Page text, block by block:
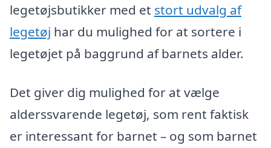
legetøjsbutikker med et stort udvalg af
legetøj har du mulighed for at sortere i
legetøjet på baggrund af barnets alder.
Det giver dig mulighed for at vælge
alderssvarende legetøj, som rent faktisk
er interessant for barnet – og som barnet